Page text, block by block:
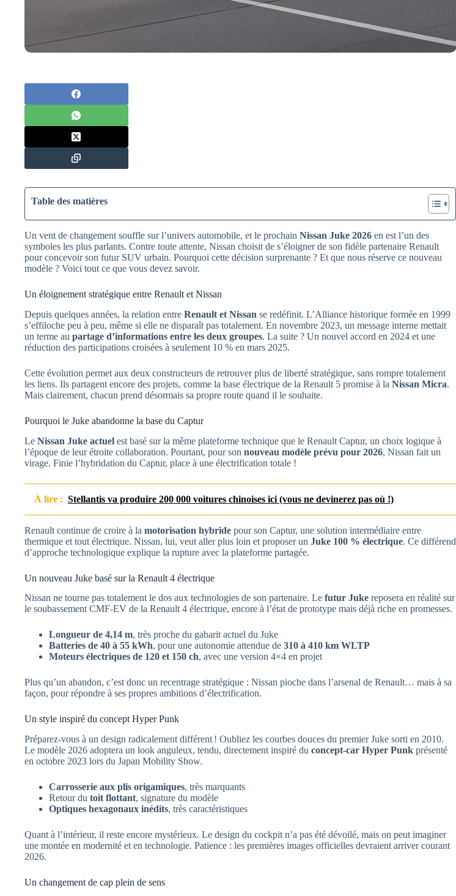
Table des matières
Un vent de changement souffle sur l’univers automobile, et le prochain Nissan Juke 2026 en est l’un des
symboles les plus parlants. Contre toute attente, Nissan choisit de s’éloigner de son fidèle partenaire Renault
pour concevoir son futur SUV urbain. Pourquoi cette décision surprenante ? Et que nous réserve ce nouveau
modèle ? Voici tout ce que vous devez savoir.
Un éloignement stratégique entre Renault et Nissan
Depuis quelques années, la relation entre Renault et Nissan se redéfinit. L’Alliance historique formée en 1999
s’effiloche peu à peu, même si elle ne disparaît pas totalement. En novembre 2023, un message interne mettait
un terme au partage d’informations entre les deux groupes. La suite ? Un nouvel accord en 2024 et une
réduction des participations croisées à seulement 10 % en mars 2025.
Cette évolution permet aux deux constructeurs de retrouver plus de liberté stratégique, sans rompre totalement
les liens. Ils partagent encore des projets, comme la base électrique de la Renault 5 promise à la Nissan Micra.
Mais clairement, chacun prend désormais sa propre route quand il le souhaite.
Pourquoi le Juke abandonne la base du Captur
Le Nissan Juke actuel est basé sur la même plateforme technique que le Renault Captur, un choix logique à
l’époque de leur étroite collaboration. Pourtant, pour son nouveau modèle prévu pour 2026, Nissan fait un
virage. Finie l’hybridation du Captur, place à une électrification totale !
À lire : Stellantis va produire 200 000 voitures chinoises ici (vous ne devinerez pas où !)
Renault continue de croire à la motorisation hybride pour son Captur, une solution intermédiaire entre
thermique et tout électrique. Nissan, lui, veut aller plus loin et proposer un Juke 100 % électrique. Ce différend
d’approche technologique explique la rupture avec la plateforme partagée.
Un nouveau Juke basé sur la Renault 4 électrique
Nissan ne tourne pas totalement le dos aux technologies de son partenaire. Le futur Juke reposera en réalité sur
le soubassement CMF-EV de la Renault 4 électrique, encore à l’état de prototype mais déjà riche en promesses.
Longueur de 4,14 m, très proche du gabarit actuel du Juke
Batteries de 40 à 55 kWh, pour une autonomie attendue de 310 à 410 km WLTP
Moteurs électriques de 120 et 150 ch, avec une version 4×4 en projet
Plus qu’un abandon, c’est donc un recentrage stratégique : Nissan pioche dans l’arsenal de Renault… mais à sa
façon, pour répondre à ses propres ambitions d’électrification.
Un style inspiré du concept Hyper Punk
Préparez-vous à un design radicalement différent ! Oubliez les courbes douces du premier Juke sorti en 2010.
Le modèle 2026 adoptera un look anguleux, tendu, directement inspiré du concept-car Hyper Punk présenté
en octobre 2023 lors du Japan Mobility Show.
Carrosserie aux plis origamiques, très marquants
Retour du toit flottant, signature du modèle
Optiques hexagonaux inédits, très caractéristiques
Quant à l’intérieur, il reste encore mystérieux. Le design du cockpit n’a pas été dévoilé, mais on peut imaginer
une montée en modernité et en technologie. Patience : les premières images officielles devraient arriver courant
2026.
Un changement de cap plein de sens